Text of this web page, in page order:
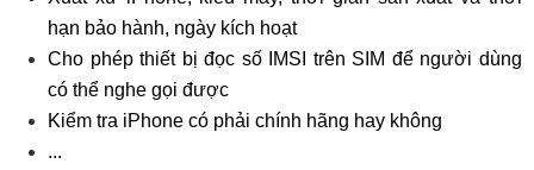
hạn bảo hành, ngày kích hoạt
Cho phép thiết bị đọc số IMSI trên SIM để người dùng
có thể nghe gọi được
Kiểm tra iPhone có phải chính hãng hay không
...